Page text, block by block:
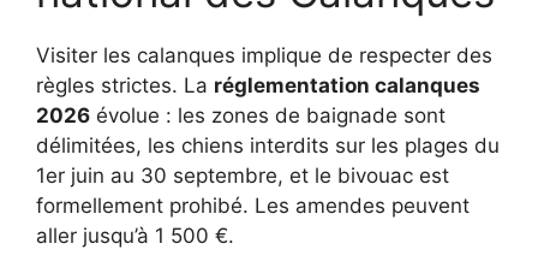
Visiter les calanques implique de respecter des
règles strictes. La réglementation calanques
2026 évolue : les zones de baignade sont
délimitées, les chiens interdits sur les plages du
1er juin au 30 septembre, et le bivouac est
formellement prohibé. Les amendes peuvent
aller jusqu’à 1 500 €.